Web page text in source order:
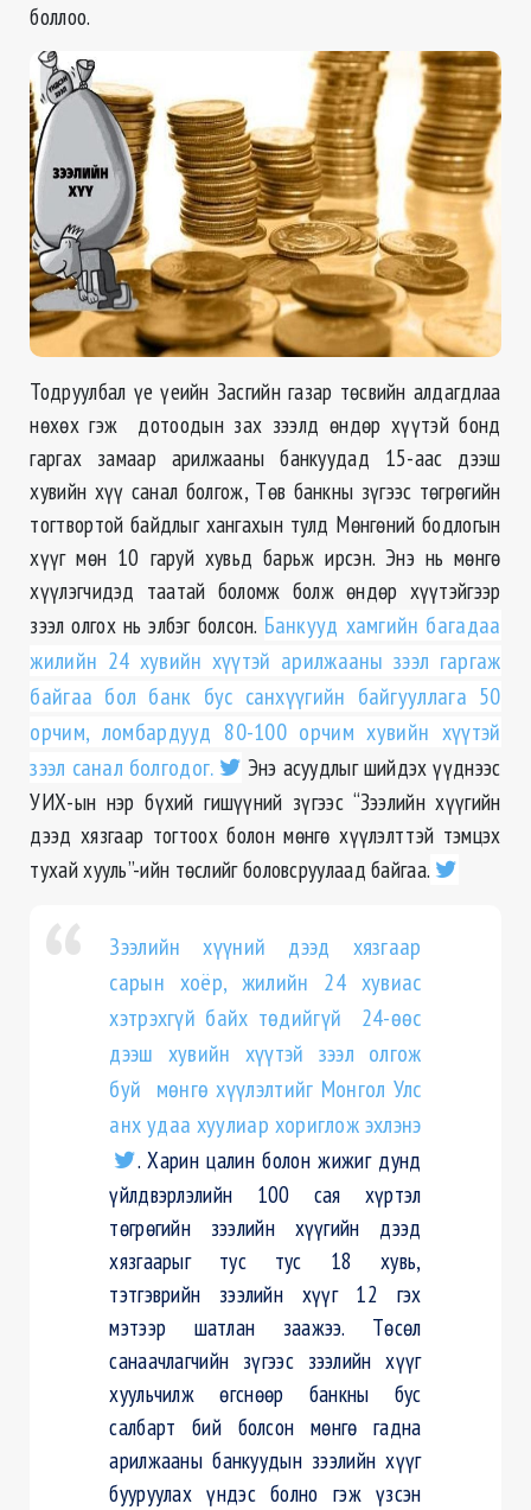
боллоо.
Тодруулбал үе үеийн Засгийн газар төсвийн алдагдлаа
нөхөх гэж дотоодын зах зээлд өндөр хүүтэй бонд
гаргах замаар арилжааны банкуудад 15-аас дээш
хувийн хүү санал болгож, Төв банкны зүгээс төгрөгийн
тогтвортой байдлыг хангахын тулд Мөнгөний бодлогын
хүүг мөн 10 гаруй хувьд барьж ирсэн. Энэ нь мөнгө
хүүлэгчидэд таатай боломж болж өндөр хүүтэйгээр
зээл олгох нь элбэг болсон. Банкууд хамгийн багадаа
жилийн 24 хувийн хүүтэй арилжааны зээл гаргаж
байгаа бол банк бус санхүүгийн байгууллага 50
орчим, ломбардууд 80-100 орчим хувийн хүүтэй
зээл санал болгодог.
Энэ асуудлыг шийдэх үүднээс
УИХ-ын нэр бүхий гишүүний зүгээс “Зээлийн хүүгийн
дээд хязгаар тогтоох болон мөнгө хүүлэлттэй тэмцэх
тухай хууль”-ийн төслийг боловсруулаад байгаа.
Зээлийн хүүний дээд хязгаар
сарын хоёр, жилийн 24 хувиас
хэтрэхгүй байх төдийгүй 24-өөс
дээш хувийн хүүтэй зээл олгож
буй мөнгө хүүлэлтийг Монгол Улс
анх удаа хуулиар хориглож эхлэнэ
. Харин цалин болон жижиг дунд
үйлдвэрлэлийн 100 сая хүртэл
төгрөгийн зээлийн хүүгийн дээд
хязгаарыг тус тус 18 хувь,
тэтгэврийн зээлийн хүүг 12 гэх
мэтээр шатлан заажээ. Төсөл
санаачлагчийн зүгээс зээлийн хүүг
хуульчилж өгснөөр банкны бус
салбарт бий болсон мөнгө гадна
арилжааны банкуудын зээлийн хүүг
бууруулах үндэс болно гэж үзсэн